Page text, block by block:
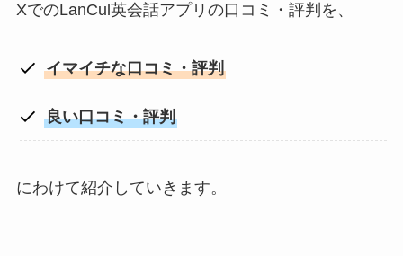
XでのLanCul英会話アプリの口コミ・評判を、
イマイチな口コミ・評判
良い口コミ・評判
にわけて紹介していきます。